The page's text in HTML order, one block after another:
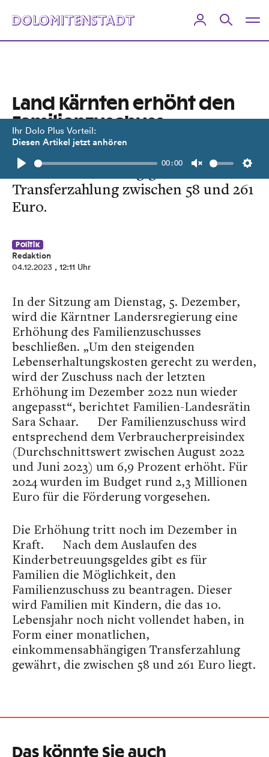
Ihr Dolo Plus Vorteil:
Diesen Artikel jetzt anhören
Play
00:00
Unmute
Land Kärnten erhöht den
Familienzuschuss
Geboten wird eine monatliche,
einkommensabhängige
Transferzahlung zwischen 58 und 261
Euro.
Politik
Redaktion
04.12.2023 , 12:11 Uhr
In der Sitzung am Dienstag, 5. Dezember,
wird die Kärntner Landersregierung eine
Erhöhung des Familienzuschusses
beschließen. „Um den steigenden
Lebenserhaltungskosten gerecht zu werden,
wird der Zuschuss nach der letzten
Erhöhung im Dezember 2022 nun wieder
angepasst“, berichtet Familien-Landesrätin
Sara Schaar. Der Familienzuschuss wird
entsprechend dem Verbraucherpreisindex
(Durchschnittswert zwischen August 2022
und Juni 2023) um 6,9 Prozent erhöht. Für
2024 wurden im Budget rund 2,3 Millionen
Euro für die Förderung vorgesehen.
Die Erhöhung tritt noch im Dezember in
Kraft. Nach dem Auslaufen des
Kinderbetreuungsgeldes gibt es für
Familien die Möglichkeit, den
Familienzuschuss zu beantragen. Dieser
wird Familien mit Kindern, die das 10.
Lebensjahr noch nicht vollendet haben, in
Form einer monatlichen,
einkommensabhängigen Transferzahlung
gewährt, die zwischen 58 und 261 Euro liegt.
Das könnte Sie auch